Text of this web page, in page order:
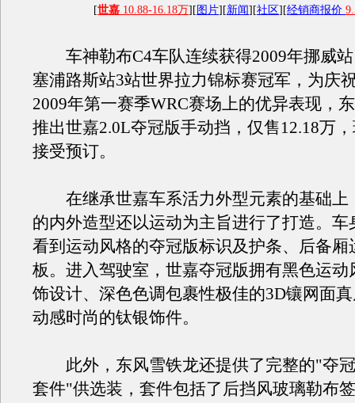
[世嘉 10.88-16.18万][ 图片][新闻][社区][经销商报价
车神勒布C4车队连续获得2009年挪威站
塞浦路斯站3站世界拉力锦标赛冠军，为庆
2009年第一赛季WRC赛场上的优异表现，
推出世嘉2.0L夺冠版手动挡，仅售12.18万
接受预订。
在继承世嘉车系活力外型元素的基础上
的内外造型还以运动为主旨进行了打造。车
看到运动风格的夺冠版标识及护条、后备厢
板。进入驾驶室，世嘉夺冠版拥有黑色运动
饰设计、深色色调包裹性极佳的3D镶网面
动感时尚的钛银饰件。
此外，东风雪铁龙还提供了完整的"夺
套件"供选装，套件包括了后挡风玻璃勒布